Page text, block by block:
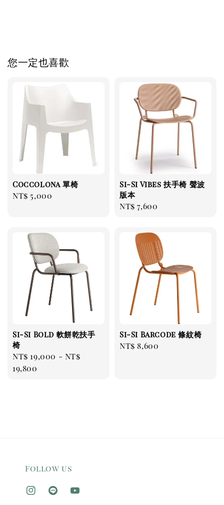
您一定也喜歡
Coccolona 單椅
Regular
NT$ 5,000
Si-Si Vibes 扶手椅 聲波
版本
Regular
NT$ 7,600
Si-Si Bold 軟餅乾扶手
椅
Regular
price
NT$ 19,000 - NT$
19,800
Si-Si Barcode 條紋椅
Regular
NT$ 8,600
Follow us